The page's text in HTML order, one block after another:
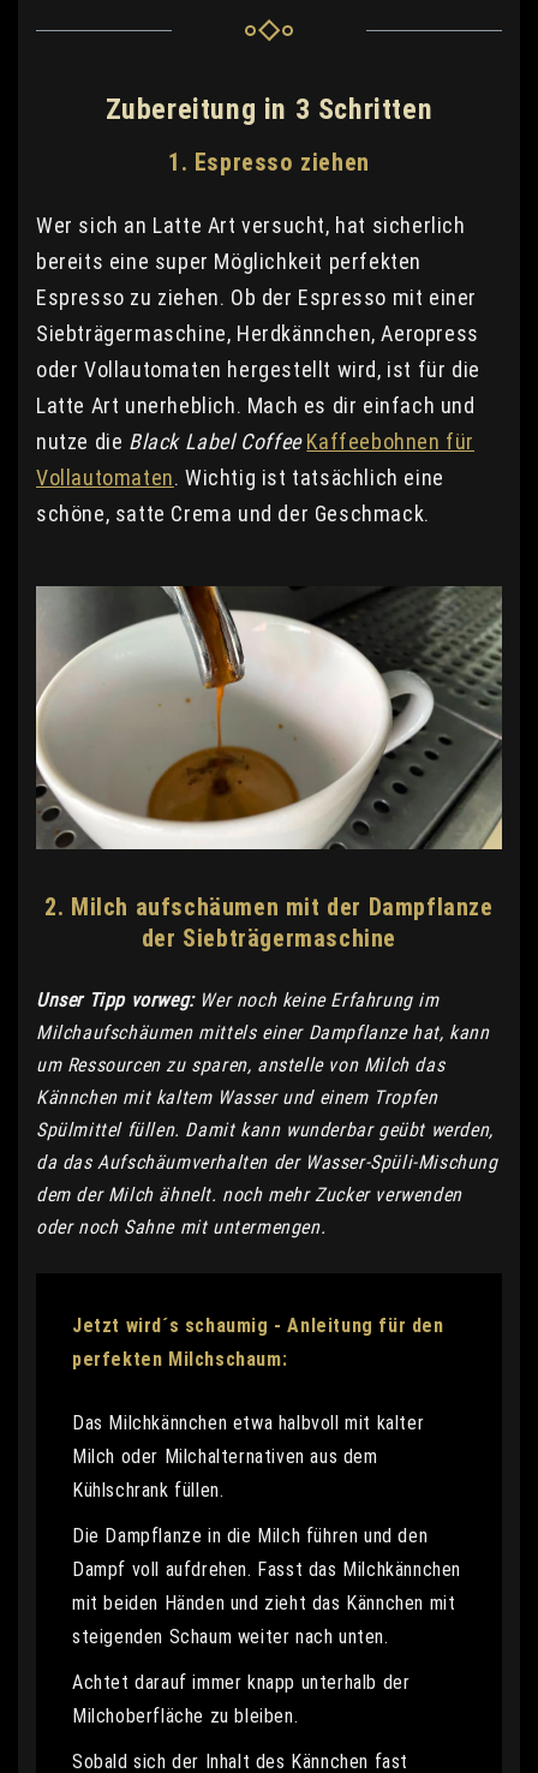
Zubereitung in 3 Schritten
1. Espresso ziehen
Wer sich an Latte Art versucht, hat sicherlich
bereits eine super Möglichkeit perfekten
Espresso zu ziehen. Ob der Espresso mit einer
Siebträgermaschine, Herdkännchen, Aeropress
oder Vollautomaten hergestellt wird, ist für die
Latte Art unerheblich. Mach es dir einfach und
nutze die Black Label Coffee Kaffeebohnen für
Vollautomaten. Wichtig ist tatsächlich eine
schöne, satte Crema und der Geschmack.
2. Milch aufschäumen mit der Dampflanze
der Siebträgermaschine
Unser Tipp vorweg:Wer noch keine Erfahrung im
Milchaufschäumen mittels einer Dampflanze hat, kann
um Ressourcen zu sparen, anstelle von Milch das
Kännchen mit kaltem Wasser und einem Tropfen
Spülmittel füllen. Damit kann wunderbar geübt werden,
da das Aufschäumverhalten der Wasser-Spüli-Mischung
dem der Milch ähnelt. noch mehr Zucker verwenden
oder noch Sahne mit untermengen.
Jetzt wird´s schaumig - Anleitung für den
perfekten Milchschaum:
Das Milchkännchen etwa halbvoll mit kalter
Milch oder Milchalternativen aus dem
Kühlschrank füllen.
Die Dampflanze in die Milch führen und den
Dampf voll aufdrehen. Fasst das Milchkännchen
mit beiden Händen und zieht das Kännchen mit
steigenden Schaum weiter nach unten.
Achtet darauf immer knapp unterhalb der
Milchoberfläche zu bleiben.
Sobald sich der Inhalt des Kännchen fast